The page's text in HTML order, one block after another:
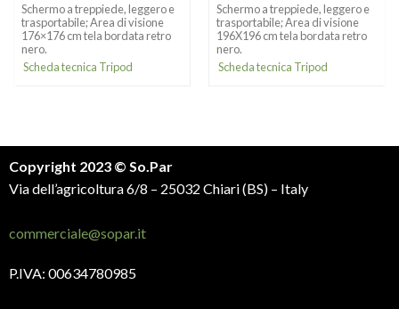
Schermo a treppiede, leggero e
trasportabile; Area di visione
176×176 cm tela bordata retro
nero.
Scheda tecnica Tripod
Schermo a treppiede, leggero e
trasportabile; Area di visione
196X196 cm tela bordata retro
nero.
Scheda tecnica Tripod
Copyright 2023 © So.Par
Via dell’agricoltura 6/8 – 25032 Chiari (BS) – Italy
commerciale@sopar.it
P.IVA: 00634780985